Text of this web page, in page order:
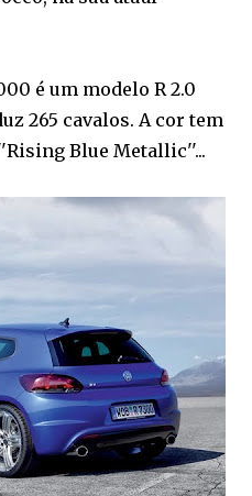
é um modelo R 2.0
265 cavalos. A cor tem
Blue Metallic''...